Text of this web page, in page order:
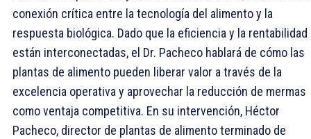
conexión crítica entre la tecnología del alimento y la
respuesta biológica. Dado que la eficiencia y la rentabilidad
están interconectadas, el Dr. Pacheco hablará de cómo las
plantas de alimento pueden liberar valor a través de la
excelencia operativa y aprovechar la reducción de mermas
como ventaja competitiva. En su intervención, Héctor
Pacheco, director de plantas de alimento terminado de